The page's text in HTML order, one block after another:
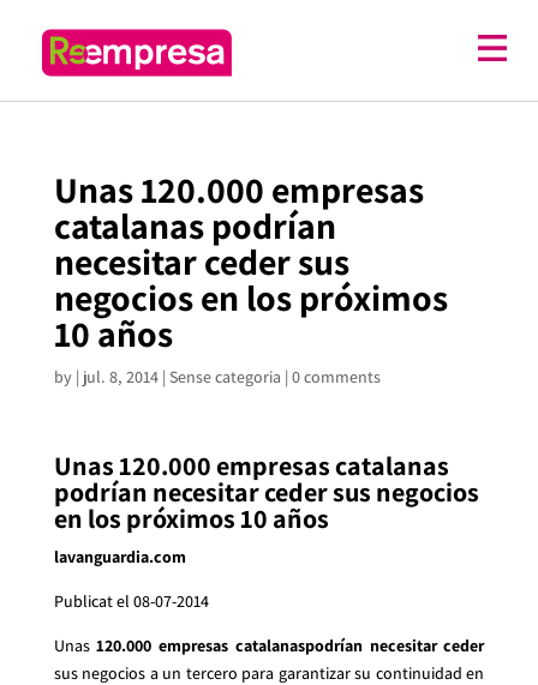
Unas 120.000 empresas
catalanas podrían
necesitar ceder sus
negocios en los próximos
10 años
by | jul. 8, 2014| Sense categoria | 0 comments
Unas 120.000 empresas catalanas
podrían necesitar ceder sus negocios
en los próximos 10 años
lavanguardia.com
Publicat el 08-07-2014
Unas120.000 empresas catalanaspodrían necesitar ceder
sus negocios a un tercero para garantizar su continuidad en